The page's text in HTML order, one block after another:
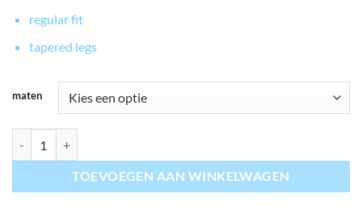
regular fit
tapered legs
maten
TOEVOEGEN AAN WINKELWAGEN